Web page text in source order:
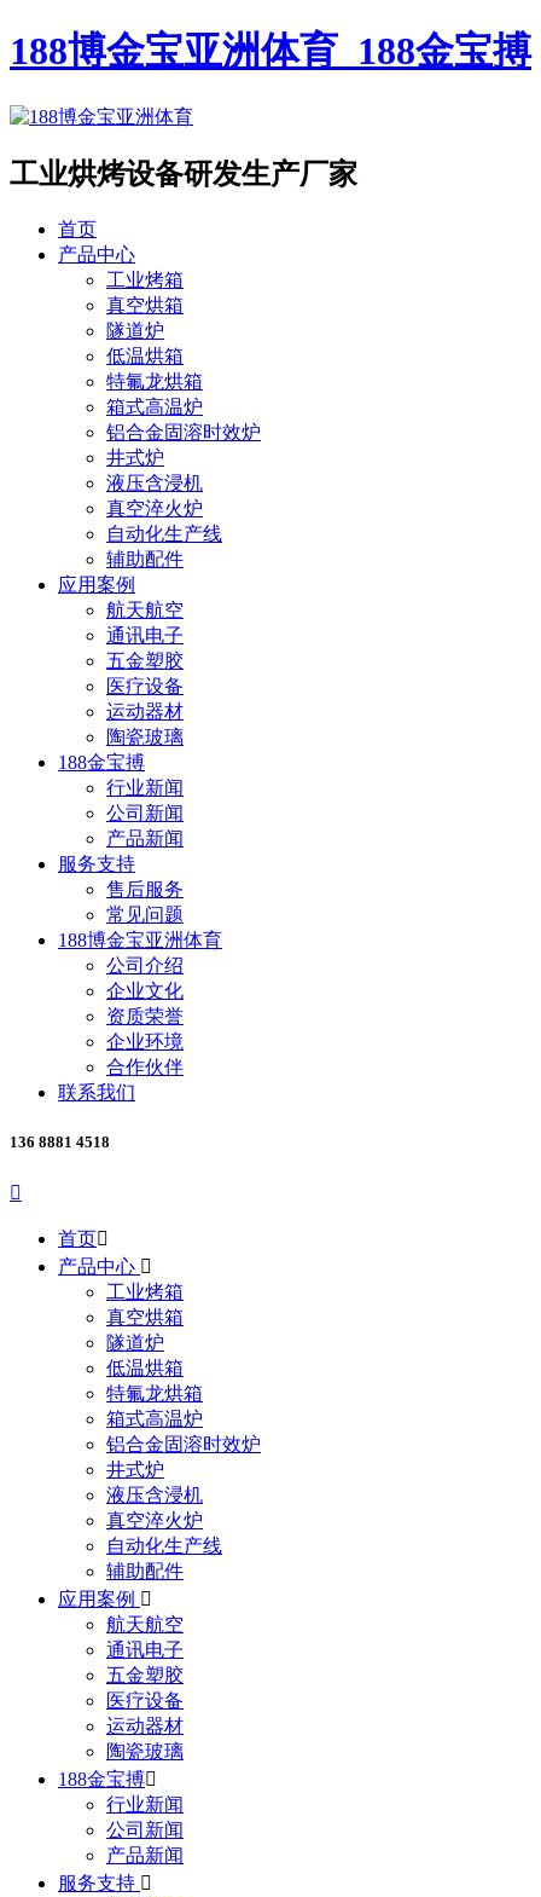
188博金宝亚洲体育_188金宝搏
工业烘烤设备研发生产厂家
首页
产品中心
工业烤箱
真空烘箱
隧道炉
低温烘箱
特氟龙烘箱
箱式高温炉
铝合金固溶时效炉
井式炉
液压含浸机
真空淬火炉
自动化生产线
辅助配件
应用案例
航天航空
通讯电子
五金塑胶
医疗设备
运动器材
陶瓷玻璃
188金宝搏
行业新闻
公司新闻
产品新闻
服务支持
售后服务
常见问题
188博金宝亚洲体育
公司介绍
企业文化
资质荣誉
企业环境
合作伙伴
联系我们
136 8881 4518

首页
产品中心 
工业烤箱
真空烘箱
隧道炉
低温烘箱
特氟龙烘箱
箱式高温炉
铝合金固溶时效炉
井式炉
液压含浸机
真空淬火炉
自动化生产线
辅助配件
应用案例 
航天航空
通讯电子
五金塑胶
医疗设备
运动器材
陶瓷玻璃
188金宝搏
行业新闻
公司新闻
产品新闻
服务支持 